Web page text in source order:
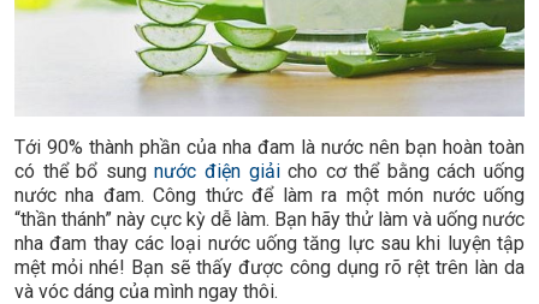
Tới 90% thành phần của nha đam là nước nên bạn hoàn toàn
có thể bổ sungnước điện giảicho cơ thể bằng cách uống
nước nha đam. Công thức để làm ra một món nước uống
“thần thánh” này cực kỳ dễ làm. Bạn hãy thử làm và uống nước
nha đam thay các loại nước uống tăng lực sau khi luyện tập
mệt mỏi nhé! Bạn sẽ thấy được công dụng rõ rệt trên làn da
và vóc dáng của mình ngay thôi.